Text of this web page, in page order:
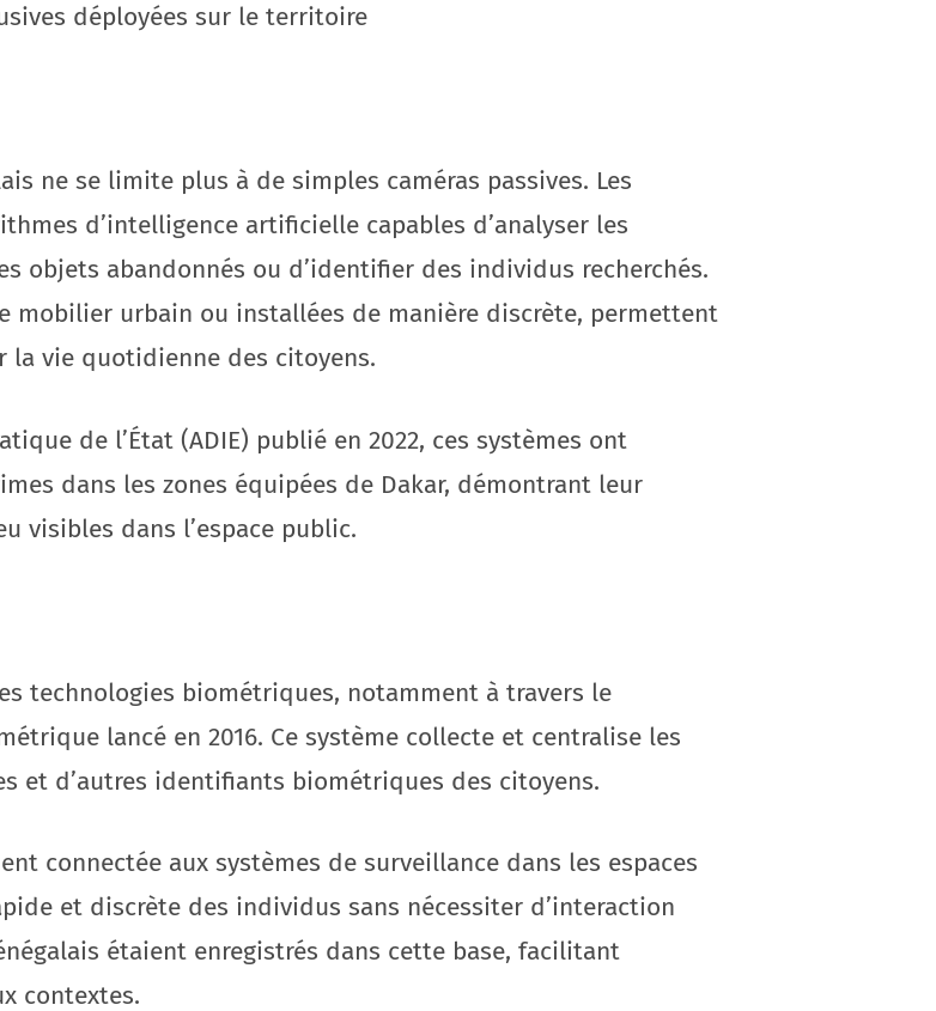
déployées sur le territoire
ne se limite plus à de simples caméras passives. Les
d’intelligence artificielle capables d’analyser les
objets abandonnés ou d’identifier des individus recherchés.
mobilier urbain ou installées de manière discrète, permettent
la vie quotidienne des citoyens.
de l’État (ADIE) publié en 2022, ces systèmes ont
dans les zones équipées de Dakar, démontrant leur
visibles dans l’espace public.
technologies biométriques, notamment à travers le
lancé en 2016. Ce système collecte et centralise les
et d’autres identifiants biométriques des citoyens.
connectée aux systèmes de surveillance dans les espaces
et discrète des individus sans nécessiter d’interaction
étaient enregistrés dans cette base, facilitant
contextes.